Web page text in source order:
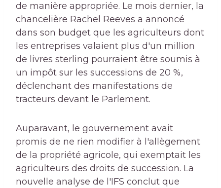
de manière appropriée. Le mois dernier, la
chancelière Rachel Reeves a annoncé
dans son budget que les agriculteurs dont
les entreprises valaient plus d'un million
de livres sterling pourraient être soumis à
un impôt sur les successions de 20 %,
déclenchant des manifestations de
tracteurs devant le Parlement.
Auparavant, le gouvernement avait
promis de ne rien modifier à l'allègement
de la propriété agricole, qui exemptait les
agriculteurs des droits de succession. La
nouvelle analyse de l'IFS conclut que